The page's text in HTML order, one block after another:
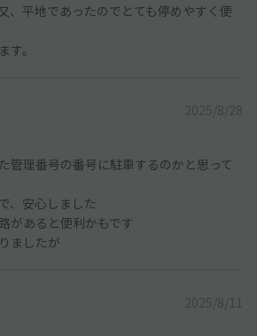
、平地であったのでとても停めやすく便
す。
2025/8/28
管理番号の番号に駐車するのかと思って
、安心しました
があると便利かもです
ましたが
2025/8/11